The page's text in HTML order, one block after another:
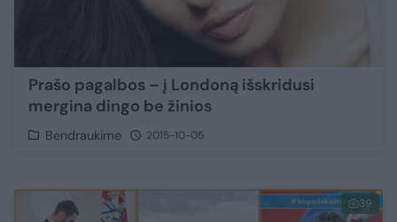
Prašo pagalbos – į Londoną išskridusi
mergina dingo be žinios
Bendraukime 2015-10-05
39